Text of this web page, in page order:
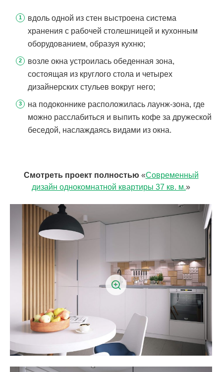
вдоль одной из стен выстроена система
хранения с рабочей столешницей и кухонным
оборудованием, образуя кухню;
возле окна устроилась обеденная зона,
состоящая из круглого стола и четырех
дизайнерских стульев вокруг него;
на подоконнике расположилась лаунж-зона, где
можно расслабиться и выпить кофе за дружеской
беседой, наслаждаясь видами из окна.
Смотреть проект полностью «Современный
дизайн однокомнатной квартиры 37 кв. м.»